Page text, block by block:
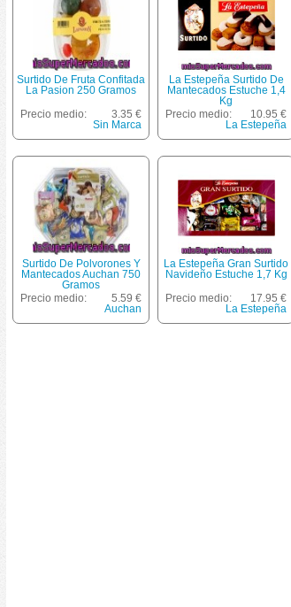
Surtido De Fruta Confitada
La Pasion 250 Gramos
Precio medio:
3.35 €
Sin Marca
La Estepeña Surtido De
Mantecados Estuche 1,4
Kg
Precio medio:
10.95 €
La Estepeña
Surtido De Polvorones Y
Mantecados Auchan 750
Gramos
Precio medio:
5.59 €
Auchan
La Estepeña Gran Surtido
Navideño Estuche 1,7 Kg
Precio medio:
17.95 €
La Estepeña